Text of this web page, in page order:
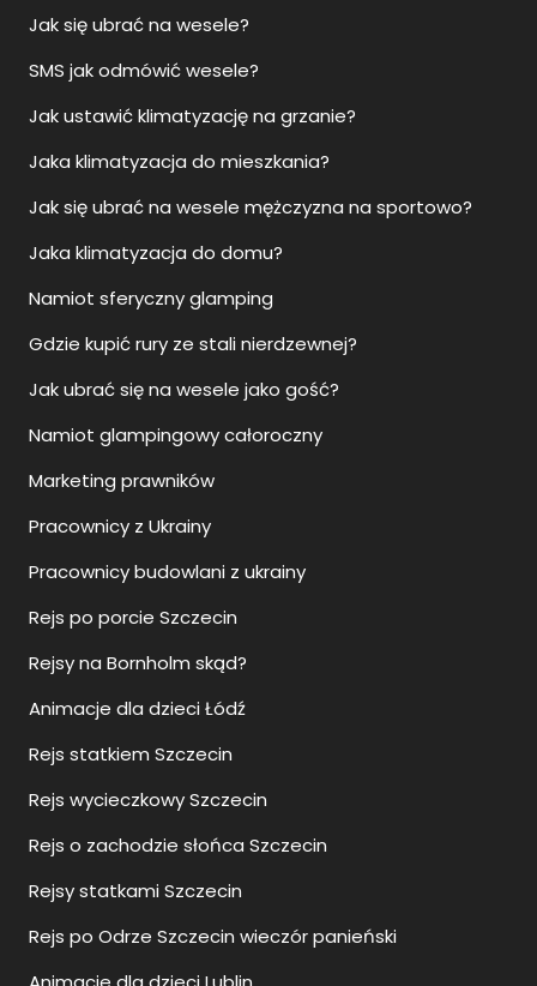
Jak się ubrać na wesele?
SMS jak odmówić wesele?
Jak ustawić klimatyzację na grzanie?
Jaka klimatyzacja do mieszkania?
Jak się ubrać na wesele mężczyzna na sportowo?
Jaka klimatyzacja do domu?
Namiot sferyczny glamping
Gdzie kupić rury ze stali nierdzewnej?
Jak ubrać się na wesele jako gość?
Namiot glampingowy całoroczny
Marketing prawników
Pracownicy z Ukrainy
Pracownicy budowlani z ukrainy
Rejs po porcie Szczecin
Rejsy na Bornholm skąd?
Animacje dla dzieci Łódź
Rejs statkiem Szczecin
Rejs wycieczkowy Szczecin
Rejs o zachodzie słońca Szczecin
Rejsy statkami Szczecin
Rejs po Odrze Szczecin wieczór panieński